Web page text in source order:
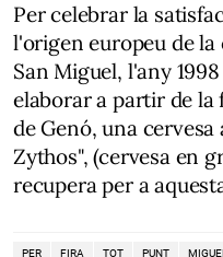
Per celebrar la
l'origen europeu de la
San Miguel, l'any
elaborar a partir de
de Genó, una
Zythos", (cervesa en
recupera per a
PER FIRA TOT PUNT MIGUEL